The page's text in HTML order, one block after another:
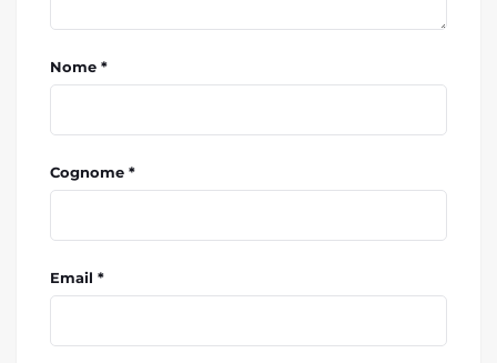
Nome *
Cognome *
Email *